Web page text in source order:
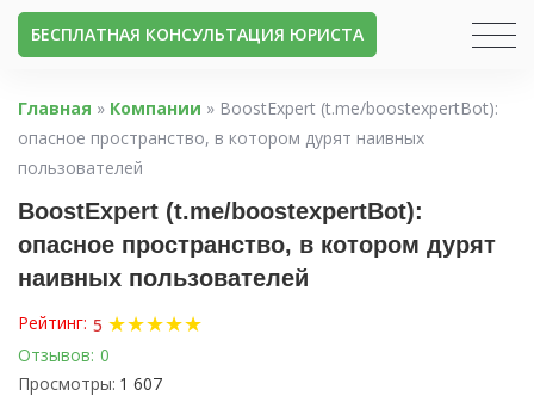
БЕСПЛАТНАЯ КОНСУЛЬТАЦИЯ ЮРИСТА
Главная » Компании » BoostExpert (t.me/boostexpertBot):
опасное пространство, в котором дурят наивных
пользователей
BoostExpert (t.me/boostexpertBot):
опасное пространство, в котором дурят
наивных пользователей
Рейтинг: 5 ★★★★★
Отзывов: 0
Просмотры: 1 607